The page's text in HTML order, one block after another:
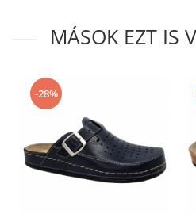
MÁSOK EZT IS
-28%